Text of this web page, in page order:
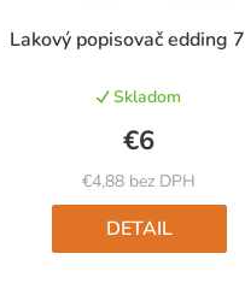
Lakový popisovač edding
hodnotenie
je
5,0
z
5
hviezdičiek.
Skladom
€4,88 bez DPH
€6
DETAIL